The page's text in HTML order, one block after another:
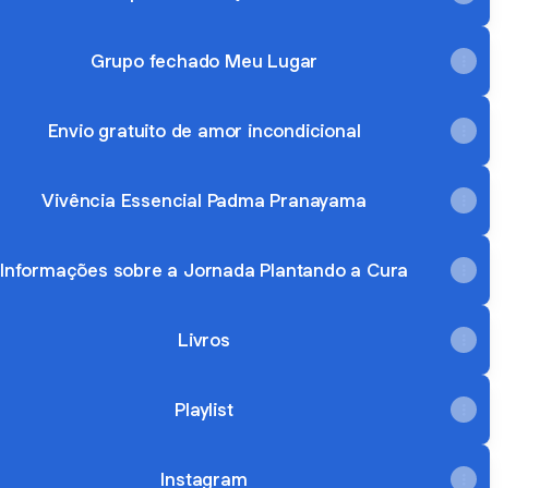
Grupo fechado Meu Lugar
Envio gratuito de amor incondicional
Vivência Essencial Padma Pranayama
Informações sobre a Jornada Plantando a Cura
Livros
Playlist
Instagram